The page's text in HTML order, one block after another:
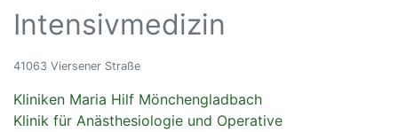
Intensivmedizin
41063 Viersener Straße
Kliniken Maria Hilf Mönchengladbach
Klinik für Anästhesiologie und Operative